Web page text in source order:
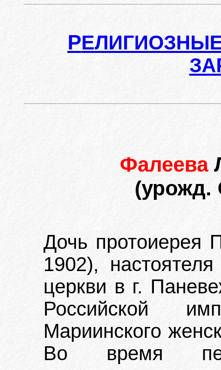
Р
Фалеева
(урожд.
Дочь протоиерея
1902),
церкви в г.
Российской
Мариинского
Во время